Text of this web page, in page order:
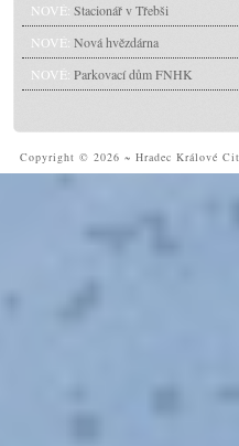
NOVÉ: Stacionář v Třebši
NOVÉ: Nová hvězdárna
NOVÉ: Parkovací dům FNHK
Copyright © 2026 ~ Hradec Králové